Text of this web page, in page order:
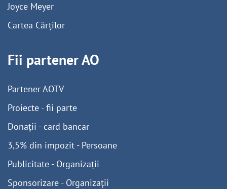
Joyce Meyer
Cartea Cărților
Fii partener AO
Partener AOTV
Proiecte - fii parte
Donații - card bancar
3,5% din impozit - Persoane
Publicitate - Organizații
Sponsorizare - Organizații